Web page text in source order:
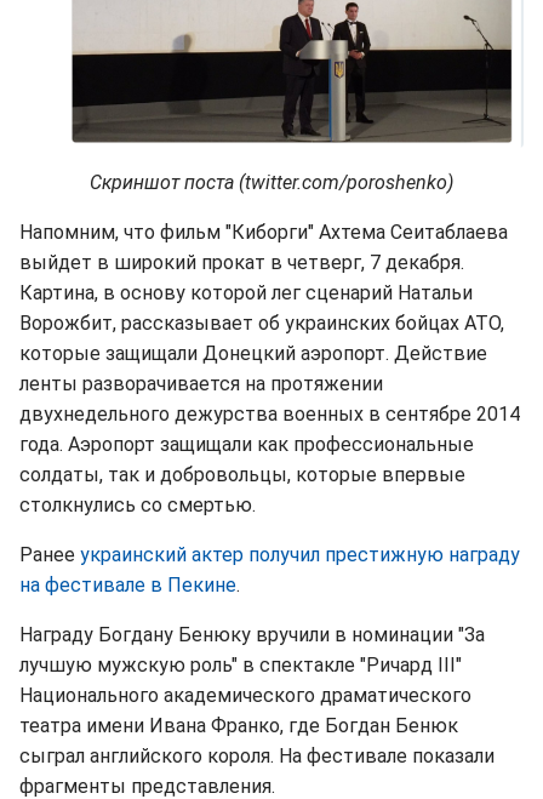
Скриншот поста (twitter.com/poroshenko)
Напомним, что фильм "Киборги" Ахтема Сеитаблаева
выйдет в широкий прокат в четверг, 7 декабря.
Картина, в основу которой лег сценарий Натальи
Ворожбит, рассказывает об украинских бойцах АТО,
которые защищали Донецкий аэропорт. Действие
ленты разворачивается на протяжении
двухнедельного дежурства военных в сентябре 2014
года. Аэропорт защищали как профессиональные
солдаты, так и добровольцы, которые впервые
столкнулись со смертью.
Ранее украинский актер получил престижную награду
на фестивале в Пекине.
Награду Богдану Бенюку вручили в номинации "За
лучшую мужскую роль" в спектакле "Ричард III"
Национального академического драматического
театра имени Ивана Франко, где Богдан Бенюк
сыграл английского короля. На фестивале показали
фрагменты представления.